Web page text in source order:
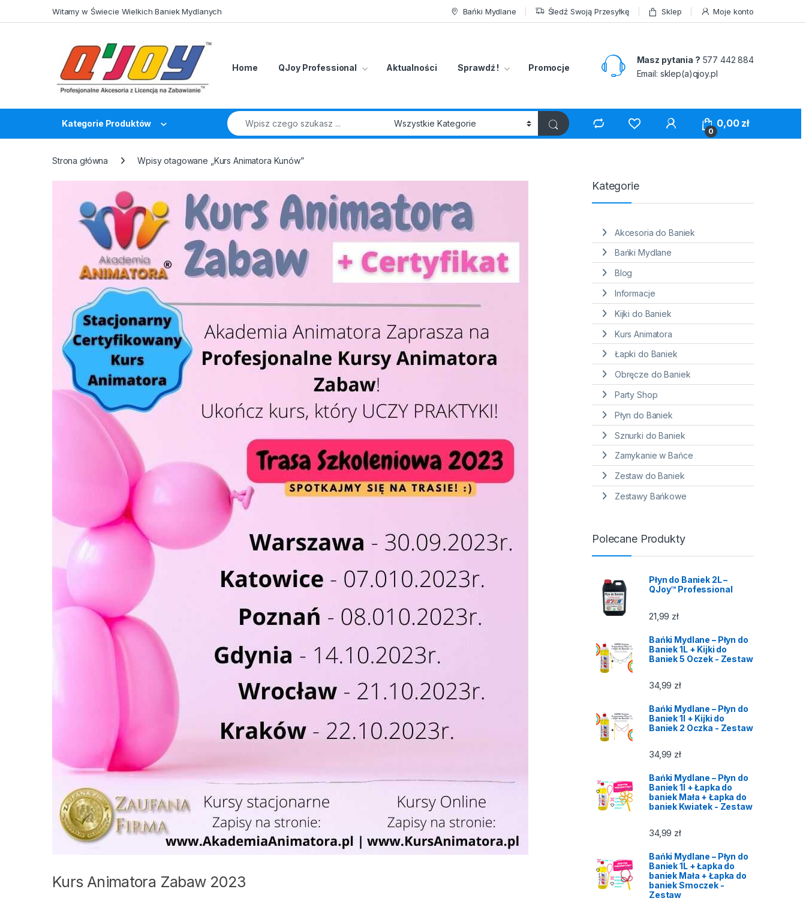
Witamy w Świecie Wielkich Baniek Mydlanych Bańki Mydlane Śledź Swoją Przesyłkę Sklep Moje konto
Home QJoy Professional Aktualności Sprawdź ! Promocje
Masz pytania ? 577 442 884
Email: sklep(a)qjoy.pl
Kategorie Produktów
Search for:
0
0,00 zł
Strona główna Wpisy otagowane „Kurs Animatora Kunów”
Kurs Animatora Zabaw 2023
Kategorie
Akcesoria do Baniek
Bańki Mydlane
Blog
Informacje
Kijki do Baniek
Kurs Animatora
Łapki do Baniek
Obręcze do Baniek
Party Shop
Płyn do Baniek
Sznurki do Baniek
Zamykanie w Bańce
Zestaw do Baniek
Zestawy Bańkowe
Polecane Produkty
Płyn do Baniek 2L –
QJoy™ Professional
21,99 zł
Bańki Mydlane – Płyn do
Baniek 1L + Kijki do
Baniek 5 Oczek - Zestaw
34,99 zł
Bańki Mydlane – Płyn do
Baniek 1l + Kijki do
Baniek 2 Oczka - Zestaw
34,99 zł
Bańki Mydlane – Płyn do
Baniek 1l + Łapka do
baniek Mała + Łapka do
baniek Kwiatek - Zestaw
34,99 zł
Bańki Mydlane – Płyn do
Baniek 1L + Łapka do
baniek Mała + Łapka do
baniek Smoczek -
Zestaw